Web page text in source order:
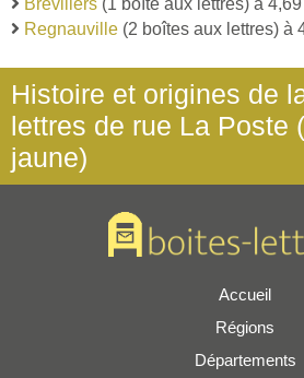
Brevillers (1 boîte aux lettres) à
Regnauville (2 boîtes aux lettres) à
Histoire et origines de
lettres de rue La Poste
jaune)
Accueil
Régions
Départements